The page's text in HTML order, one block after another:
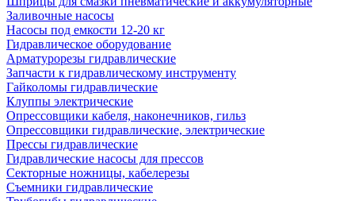
Заливочные насосы
Насосы под емкости 12-20 кг
Гидравлическое оборудование
Арматурорезы гидравлические
Запчасти к гидравлическому инструменту
Гайколомы гидравлические
Клуппы электрические
Опрессовщики кабеля, наконечников, гильз
Опрессовщики гидравлические, электрические
Прессы гидравлические
Гидравлические насосы для прессов
Секторные ножницы, кабелерезы
Съемники гидравлические